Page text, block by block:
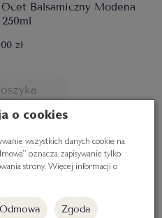
Balsamiczny Modena
zł
o cookies
wszystkich danych cookie na
oznacza zapisywanie tylko
strony. Więcej informacji o
Odmowa Zgoda